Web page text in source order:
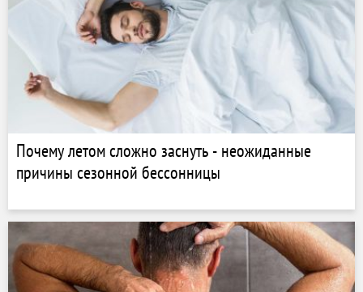
Почему летом сложно заснуть - неожиданные
причины сезонной бессонницы